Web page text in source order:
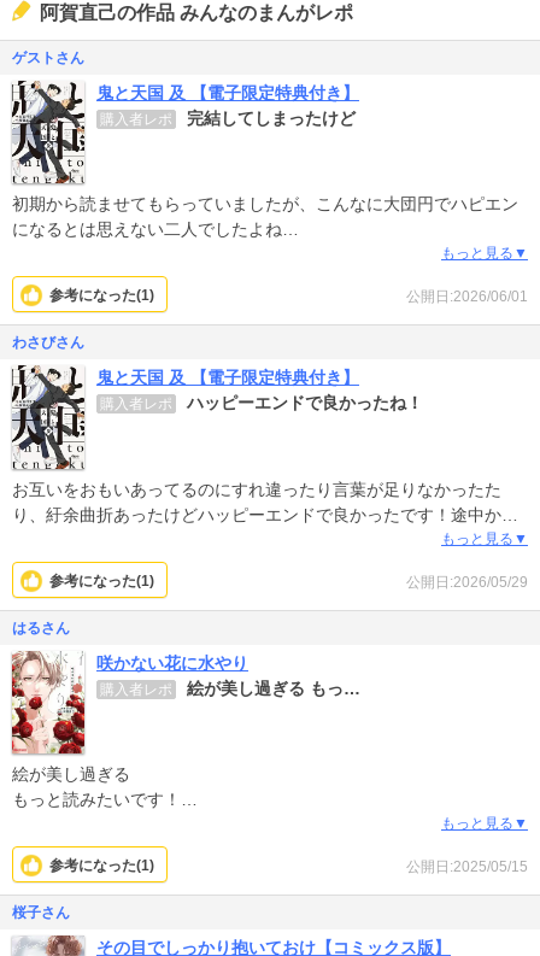
阿賀直己の作品 みんなのまんがレポ
ゲストさん
鬼と天国 及 【電子限定特典付き】
購入者レポ 完結してしまったけど
初期から読ませてもらっていましたが、こんなに大団円でハピエン
になるとは思えない二人でしたよね
もう見れないと思うとさみしいですが作者さまの愛情をたっぷり感
じた完結編だったので満足です！さみしいけど笑
もっと見る▼
公開日:2026/06/01
参考になった(1)
わさびさん
鬼と天国 及 【電子限定特典付き】
購入者レポ ハッピーエンドで良かったね！
お互いをおもいあってるのにすれ違ったり言葉が足りなかったた
り、紆余曲折あったけどハッピーエンドで良かったです！途中から
急に学くんと篤郎くんの顔がかわってびっくりして話が全然頭にも
気持ちも入ってこなかったけど、あれは！幸せだと顔（雰囲気とか
オーラ的な？）もかわるよねってことなのかな、、、完結ありがと
うございました
もっと見る▼
公開日:2026/05/29
参考になった(1)
はるさん
咲かない花に水やり
購入者レポ 絵が美し過ぎる もっ…
絵が美し過ぎる
もっと読みたいです！
でも完結しているので番外編などが発売されたら必ず買いたいと思
います。
もっと見る▼
公開日:2025/05/15
参考になった(1)
桜子さん
その目でしっかり抱いておけ【コミックス版】